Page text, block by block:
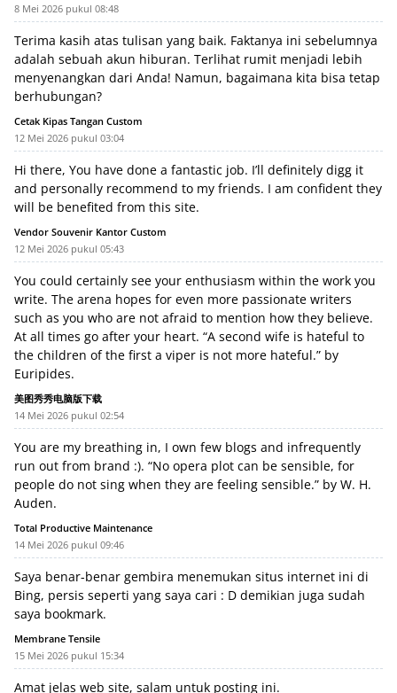
8 Mei 2026 pukul 08:48
Terima kasih atas tulisan yang baik. Faktanya ini sebelumnya
adalah sebuah akun hiburan. Terlihat rumit menjadi lebih
menyenangkan dari Anda! Namun, bagaimana kita bisa tetap
berhubungan?
Cetak Kipas Tangan Custom
12 Mei 2026 pukul 03:04
Hi there, You have done a fantastic job. I’ll definitely digg it
and personally recommend to my friends. I am confident they
will be benefited from this site.
Vendor Souvenir Kantor Custom
12 Mei 2026 pukul 05:43
You could certainly see your enthusiasm within the work you
write. The arena hopes for even more passionate writers
such as you who are not afraid to mention how they believe.
At all times go after your heart. “A second wife is hateful to
the children of the first a viper is not more hateful.” by
Euripides.
美图秀秀电脑版下载
14 Mei 2026 pukul 02:54
You are my breathing in, I own few blogs and infrequently
run out from brand :). “No opera plot can be sensible, for
people do not sing when they are feeling sensible.” by W. H.
Auden.
Total Productive Maintenance
14 Mei 2026 pukul 09:46
Saya benar-benar gembira menemukan situs internet ini di
Bing, persis seperti yang saya cari : D demikian juga sudah
saya bookmark.
Membrane Tensile
15 Mei 2026 pukul 15:34
Amat jelas web site, salam untuk posting ini.